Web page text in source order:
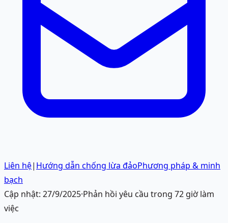
Liên hệ| Hướng dẫn chống lừa đảoPhương pháp & minh
bạch
Cập nhật: 27/9/2025·Phản hồi yêu cầu trong 72 giờ làm
việc